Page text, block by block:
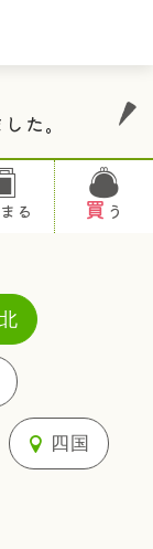
た。
まる 買う
四国